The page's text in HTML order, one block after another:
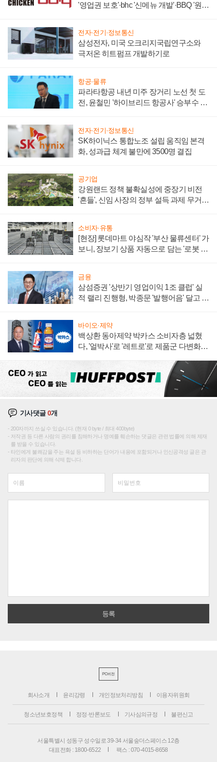
'영업권 보호'·bhc '신메뉴 개발'·BBQ '원가
전자·전기·정보통신
삼성전자, 미국 오크리지국립연구소와
극저온 히트펌프 개발하기로
항공·물류
파라타항공 내년 미주 장거리 노선 첫 도
전, 윤철민 '하이브리드 항공사' 승부수 통
전자·전기·정보통신
SK하이닉스 통합노조 설립 움직임 본격
화, 성과급 체계 불만에 3500명 결집
공기업
강원랜드 정책 불확실성에 중장기 비전
'흔들', 신임 사장의 정부 설득 과제 무거워
소비자·유통
[현장] 롯데마트 야심작 '부산 물류센터' 가
보니, 장보기 상품 자동으로 담는 '로봇 40
금융
삼섬증권 '상반기 영업이익 1조 클럽' 실
적 랠리 진행형, 박종문 '발행어음' 달고 연
바이오·제약
백상환 동아제약 박카스 소비자층 넓혔
다, '얼박사'로 '레트로'로 제품군 다변화
기사댓글0개
200자까지 쓰실 수 있습니다. (현재 0 byte / 최대 400byte)
저작권 등 다른 사람의 권리를 침해하거나 명예를 훼손하는 댓글은 관련 법률에 의해 제재
를 받을 수 있습니다.
타인에게 불쾌감을 주는 욕설 등 비하하는 단어가 내용에 포함되거나 인신공격성 글은 관
리자의 판단에 의해 삭제 합니다.
PC버전
회사소개 윤리강령 개인정보처리방침 이용자위원회
청소년보호정책 정정·반론보도 기사심의규정 불편신고
서울특별시 성동구 성수일로 39-34 서울숲더스페이스 12층
대표전화 : 1800-6522
팩스 : 070-4015-8658